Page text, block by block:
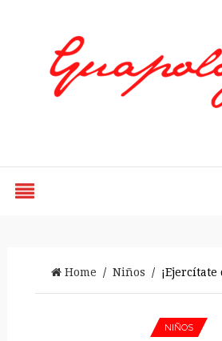
Home / Niños / ¡Ejercítate
NIÑOS